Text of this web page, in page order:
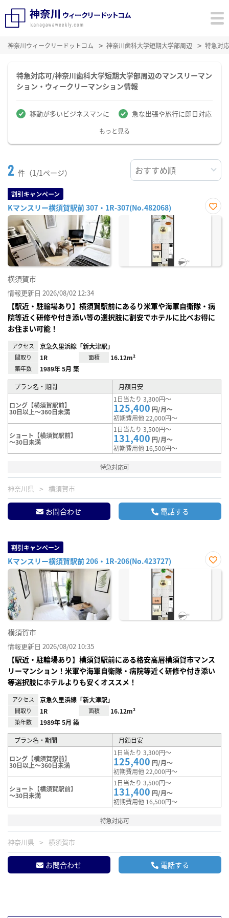
神奈川ウィークリードットコム 神奈川歯科大学短期大学部周辺 特急対
特急対応可/神奈川歯科大学短期大学部周辺のマンスリーマン
ション・ウィークリーマンション情報
移動が多いビジネスマンに 急な出張や旅行に即日対応
もっと見る
2 件（1/1ページ）
割引キャンペーン
Kマンスリー横須賀駅前 307・1R-307(No.482068)
お気
横須賀市
情報更新日 2026/08/02 12:34
【駅近・駐輪場あり】横須賀駅前にあるり米軍や海軍自衛隊・病
院等近く研修や付き添い等の選択肢に割安でホテルに比べお得に
お住まい可能！
アクセス 京急久里浜線「新大津駅」
間取り 1R 面積 16.12m²
築年数 1989年 5月 築
プラン名・期間 月額目安
ロング【横須賀駅前】
30日以上～360日未満
1日当たり 3,300円～
125,400 円/月～
初期費用他 22,000円～
ショート【横須賀駅前】
～30日未満
1日当たり 3,500円～
131,400 円/月～
初期費用他 16,500円～
特急対応可
神奈川県 横須賀市
お問合わせ 電話する
割引キャンペーン
Kマンスリー横須賀駅前 206・1R-206(No.423727)
お気
横須賀市
情報更新日 2026/08/02 10:35
【駅近・駐輪場あり】横須賀駅前にある格安高層横須賀市マンス
リーマンション！米軍や海軍自衛隊・病院等近く研修や付き添い
等選択肢にホテルよりも安くオススメ！
アクセス 京急久里浜線「新大津駅」
間取り 1R 面積 16.12m²
築年数 1989年 5月 築
プラン名・期間 月額目安
ロング【横須賀駅前】
30日以上～360日未満
1日当たり 3,300円～
125,400 円/月～
初期費用他 22,000円～
ショート【横須賀駅前】
～30日未満
1日当たり 3,500円～
131,400 円/月～
初期費用他 16,500円～
特急対応可
神奈川県 横須賀市
お問合わせ 電話する